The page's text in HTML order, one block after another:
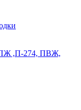
,П-274, ПВЖ,